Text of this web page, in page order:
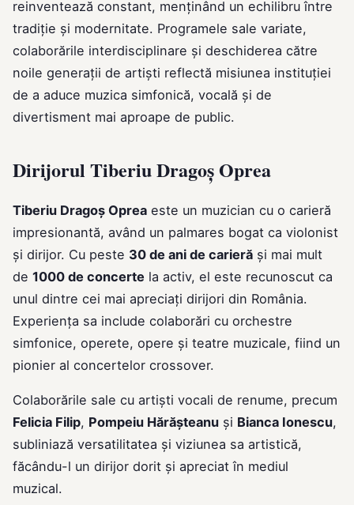
reinventează constant, menținând un echilibru între
tradiție și modernitate. Programele sale variate,
colaborările interdisciplinare și deschiderea către
noile generații de artiști reflectă misiunea instituției
de a aduce muzica simfonică, vocală și de
divertisment mai aproape de public.
Dirijorul Tiberiu Dragoș Oprea
Tiberiu Dragoș Oprea este un muzician cu o carieră
impresionantă, având un palmares bogat ca violonist
și dirijor. Cu peste 30 de ani de carieră și mai mult
de 1000 de concerte la activ, el este recunoscut ca
unul dintre cei mai apreciați dirijori din România.
Experiența sa include colaborări cu orchestre
simfonice, operete, opere și teatre muzicale, fiind un
pionier al concertelor crossover.
Colaborările sale cu artiști vocali de renume, precum
Felicia Filip, Pompeiu Hărășteanu și Bianca Ionescu,
subliniază versatilitatea și viziunea sa artistică,
făcându-l un dirijor dorit și apreciat în mediul
muzical.